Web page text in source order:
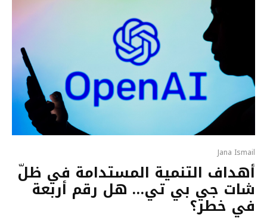
Jana Ismail
أهداف التنمية المستدامة في ظلّ
شات جي بي تي… هل رقم أربعة
في خطر؟